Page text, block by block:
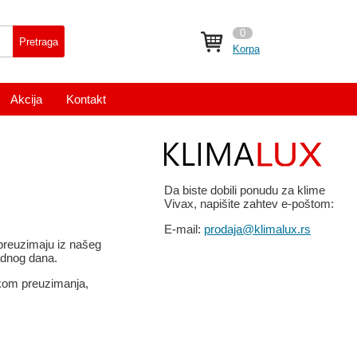
Pretraga
0
Korpa
Akcija Kontakt
iz našeg
dana.
preuzimanja,
Da biste dobili ponudu za klime
Vivax, napišite zahtev e-poštom:
E-mail: prodaja@klimalux.rs